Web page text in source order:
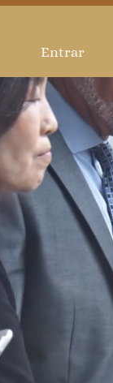
Entrar